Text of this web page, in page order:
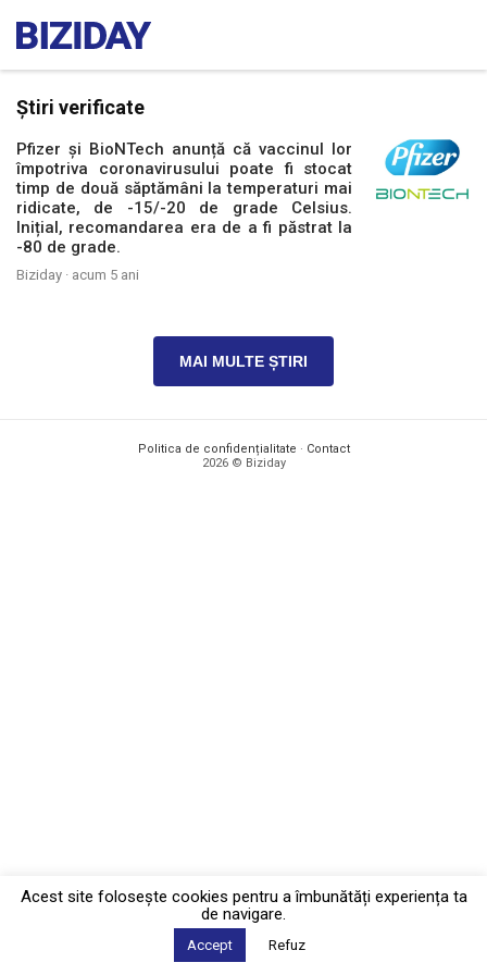
Știri verificate
Pfizer și BioNTech anunță că vaccinul lor
împotriva coronavirusului poate fi stocat
timp de două săptămâni la temperaturi mai
ridicate, de -15/-20 de grade Celsius.
Inițial, recomandarea era de a fi păstrat la
-80 de grade.
Biziday · acum 5 ani
MAI MULTE ȘTIRI
Politica de confidențialitate · Contact
2026 © Biziday
Acest site foloseşte cookies pentru a îmbunătăți experiența ta
de navigare.
Accept Refuz